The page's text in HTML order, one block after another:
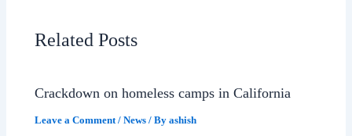
Related Posts
Crackdown on homeless camps in California
Leave a Comment /News / Byashish